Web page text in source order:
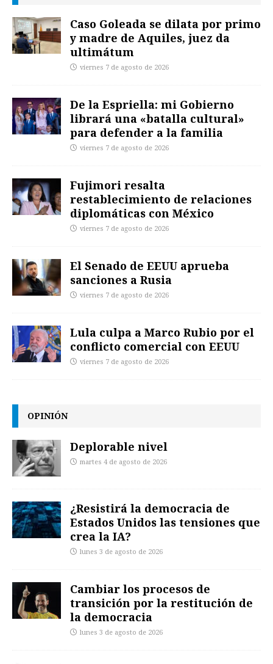
Caso Goleada se dilata por primo
y madre de Aquiles, juez da
ultimátum
viernes 7 de agosto de 2026
De la Espriella: mi Gobierno
librará una «batalla cultural»
para defender a la familia
viernes 7 de agosto de 2026
Fujimori resalta
restablecimiento de relaciones
diplomáticas con México
viernes 7 de agosto de 2026
El Senado de EEUU aprueba
sanciones a Rusia
viernes 7 de agosto de 2026
Lula culpa a Marco Rubio por el
conflicto comercial con EEUU
viernes 7 de agosto de 2026
OPINIÓN
Deplorable nivel
martes 4 de agosto de 2026
¿Resistirá la democracia de
Estados Unidos las tensiones que
crea la IA?
lunes 3 de agosto de 2026
Cambiar los procesos de
transición por la restitución de
la democracia
lunes 3 de agosto de 2026